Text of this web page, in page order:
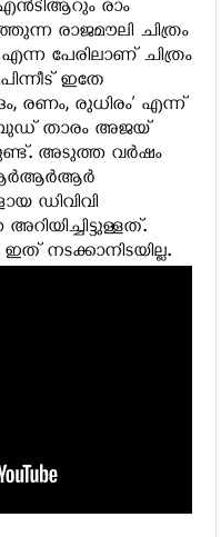
രാം
രാജമൗലി ചിത്രം
പേരിലാണ് ചിത്രം
ഇതേ
രണം, രുധിരം’ എന്ന്
താരം അജയ്
അടുത്ത വര്‍ഷം
ആര്‍ആര്‍ആര്‍
ഡിവിവി
നടക്കാനിടയില്ല.